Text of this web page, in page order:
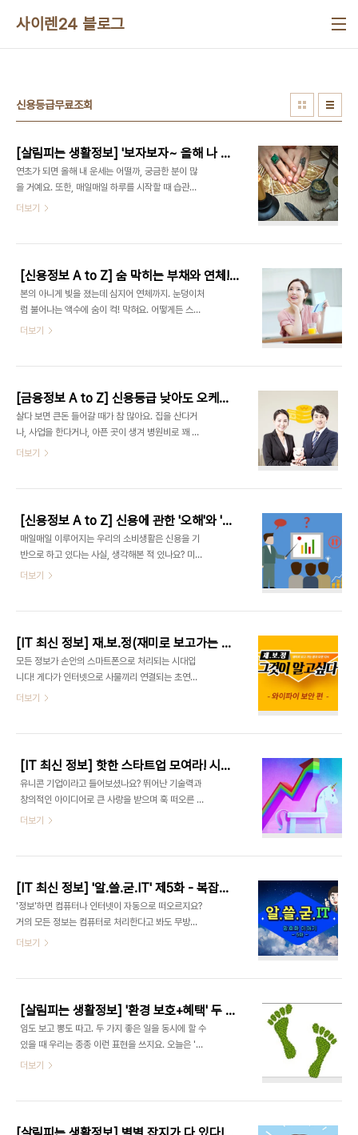
사이렌24 블로그
신용등급무료조회
[살림피는 생활정보] '보자보자~ 올해 나 대박 날 수 있을까?' 용하다는 옥황선녀님 부럽지 않은 무료 운세 서비스 3
연초가 되면 올해 내 운세는 어떨까, 궁금한 분이 많
을 거예요. 또한, 매일매일 하루를 시작할 때 습관처
럼 오늘의 운세를 보는 분도 있으실 테고요. 한 치 앞
재미로 한 번쯤 보게 되는 것 같아요. 그런데 왠지 사
주팔자나 운세 같은 것은 세상 용하고 공부 많이 하셨
다는 그분들께 직접 찾아가고 싶기도 하잖아요. 근데
그게 돈이 얼마예요. 어차피 통계를 기반으로 한다고
하니, 무료로도 가능한 온라인 서비스로 봐도 충분할
보여주는 서비스도 있다고 하니, 세상 참 좋아졌습니
더보기
[신용정보 A to Z] 숨 막히는 부채와 연체! '채무 조정 제도'로 숨통 틔워드릴게요~
본의 아니게 빚을 졌는데 심지어 연체까지. 눈덩이처
럼 불어나는 액수에 숨이 컥! 막혀요. 어떻게든 스스
로 해결해보려 했지만 뜻대로 잘 안 된다면, 더 늦기
채는 최대한 줄이고 연체는 막아야 했는데… 부채는
빛이나 채무를 뜻합니다. 그리고 연체는 빌린 돈을 갚
기로 약속한 기한에 갚지 못한 것을 의미하지요. 연체
는 은행 대출금 외에도 여러 부분에서 발생할 수 있어
요. 자, 연체됐다는 것은 갚을 능력보다 빚이 더 많다
각하게 생각하지 않고, 그저 가볍게 넘긴다면 머지않
더보기
[금융정보 A to Z] 신용등급 낮아도 오케이! 낮은 금리로 부담감 아웃! 든든하고 속 편한 '정부 지원 대출 상품'
살다 보면 큰돈 들어갈 때가 참 많아요. 집을 산다거
나, 사업을 한다거나, 아픈 곳이 생겨 병원비로 꽤 큰
액수가 나간다거나. 이럴 때 보통 대출로 부족한 돈을
미달로 대출 승인이 나지 않는 사람들은 이대로 포기
해야 하는 걸까요? 아직 좌절은 일러요. 다른 방법,
찾아드리겠습니다! 은행에서 대출받기 힘든 사람들
에게 정부 차원에서 저금리로 대출을 지원해주는 제
도가 있어요. 서민금융지원제도라고 '새희망홀씨',
봤는데 어떻게, 얼마나 지원해주는지는 잘 모르실 거
더보기
[신용정보 A to Z] 신용에 관한 '오해'와 '진실', 나는 몇 점일까? 신.알.못. 테스트 10문항
매일매일 이루어지는 우리의 소비생활은 신용을 기
반으로 하고 있다는 사실, 생각해본 적 있나요? 미리
사용한 후에 비용을 내는 핸드폰 요금, 아파트 관리
드는 먼저 쓰고 나중에 갚는, 말 그대로 신용을 사용
하는 대표적인 사례이지요. 지금 우리가 사는 사회에
서 신용이 없다면 어떨까요? 휴대전화 개통은 물론이
요, 자동차 할부 구입, 해외여행 등 소비생활 자체가
매우 제한될 것입니다. 또한, 신용카드 발급이 어려워
도 아예 못 빌리게 되거나, 높은 이자와 수수료를 내
더보기
[IT 최신 정보] 재.보.정(재미로 보고가는 정보보안 지식) 그것이 알고 싶다! – 4편 와이파이 무선네트워크 보안 –
모든 정보가 손안의 스마트폰으로 처리되는 시대입
니다! 게다가 인터넷으로 사물끼리 연결되는 초연결
IOT 세상이 펼쳐지면서, Wi-Fi 없는 삶은 감히 상상
정도랍니다. 그런데 말입니다. 어떤 한 보안전문가의
말을 빌리면, 우리나라에 설치된 와이파이 공유기의
83% 이상이 보안에 굉장히 취약하다고 해요. 과연
어떻게 된 것일까요? 대한민국 국민은 물론 한글을
읽을 수 있는 모든 사람이 정보보안 신지식인이 되는
안 지식) 제4편 무선네트워크 보안'을 시작합니다.
더보기
[IT 최신 정보] 핫한 스타트업 모여라! 시가총액 1조 원에 육박하는 글로벌 유니콘 기업을 소개합니다~
유니콘 기업이라고 들어보셨나요? 뛰어난 기술력과
창의적인 아이디어로 큰 사랑을 받으며 훅 떠오른 스
타트업을 의미한답니다. 왜 '유니콘 기업'이라고 하냐
벤처캐피털 '카우보이 벤처스'의 창업자 에일린 리가
2013년에 최초로 사용한 용어랍니다. 최근에는 우
리나라의 우아한 형제들(배달의 민족), 토스 등이 유
니콘 기업의 반열에 올랐어요. 공유경제, 항공 우주,
핀테크, 미디어 등 광범위한 범위에서 기존 기업들과
기업에 대해 더 자세히 알아볼까요? 미국을 달군 공
더보기
[IT 최신 정보] '알.쓸.굳.IT' 제5화 - 복잡하고 머리 아픈 암호화 이야기(1)
'정보'하면 컴퓨터나 인터넷이 자동으로 떠오르지요?
거의 모든 정보는 컴퓨터로 처리한다고 봐도 무방할
것 같은데요, 그래서인지 '정보보안'과 '암호화' 이슈
굳.IT(알아봤자 쓸데없고 굳이 누가 알려주지 않는
IT 이야기)' 시리즈는 컴퓨터에 대해 관심이 없으시
거나 상식이 거의 없다고 볼 수 있는 컴알못 분들을
대상으로 작성했답니다. '컴퓨터에 대해 아는 것은 별
로 없지만 대강 어떻게 돌아간다 정도는 알고 싶다'
해있다'는 분들을 생각하며 준비한 내용이기 때문에,
더보기
[살림피는 생활정보] '환경 보호+혜택' 두 마리 토끼! '착한 마일리지'를 아시나요? 탄소포인트, 그린포인트, 걷기 마일리지
임도 보고 뽕도 따고. 두 가지 좋은 일을 동시에 할 수
있을 때 우리는 종종 이런 표현을 쓰지요. 오늘은 '지
구를 사랑하는 작은 움직임'의 일환으로 진행하고 있
각 마일리지 제도마다 다른 행동을 해야 하지만, 생활
더보기